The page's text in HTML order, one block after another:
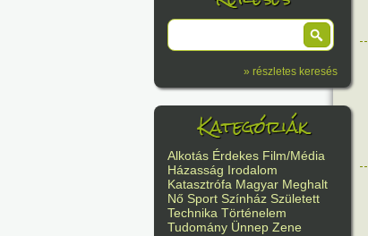
» részletes keresés
Kategóriák
Alkotás Érdekes Film/Média
Házasság Irodalom
Katasztrófa Magyar Meghalt
Nő Sport Színház Született
Technika Történelem
Tudomány Ünnep Zene